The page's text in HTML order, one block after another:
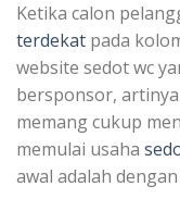
Ketika calon
terdekat pada
website sedot wc
bersponsor,
memang cukup
memulai usaha
awal adalah